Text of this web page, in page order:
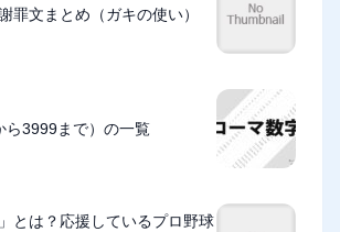
罪文まとめ（ガキの使い）
ら3999まで）の一覧
とは？応援しているプロ野球